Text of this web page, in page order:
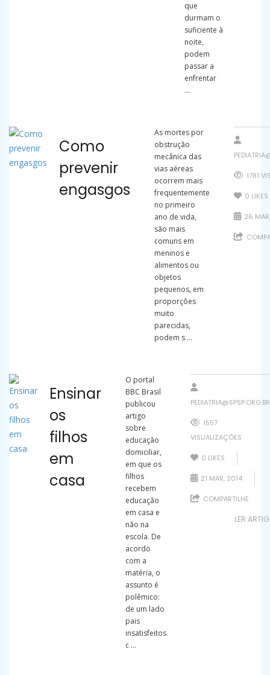
que
durmam o
suficiente à
noite,
podem
passar a
enfrentar
...
Como
prevenir
engasgos
As mortes por
obstrução
mecânica das
vias aéreas
ocorrem mais
frequentemente
no primeiro
ano de vida,
são mais
comuns em
meninos e
alimentos ou
objetos
pequenos, em
proporções
muito
parecidas,
podem s ...
1781
0 LIKES
26
Ensinar
os
filhos
em
casa
O portal
BBC Brasil
publicou
artigo
sobre
educação
domiciliar,
em que os
filhos
recebem
educação
em casa e
não na
escola. De
acordo
com a
matéria, o
assunto é
polêmico:
de um lado
pais
insatisfeitos
c ...
PEDIATRIA@SPSP.ORG.BR
1557
VISUALIZAÇÕES
0 LIKES
21 MAR, 2014
COMPARTILHE
LER